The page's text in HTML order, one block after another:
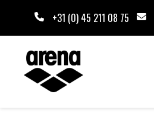
+31 (0) 45 211 08 75